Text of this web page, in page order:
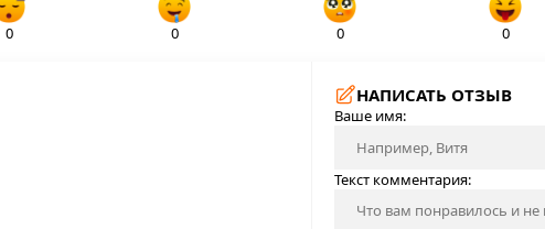
0 0 0 0
НАПИСАТЬ ОТЗЫВ
Ваше имя:
Текст комментария: